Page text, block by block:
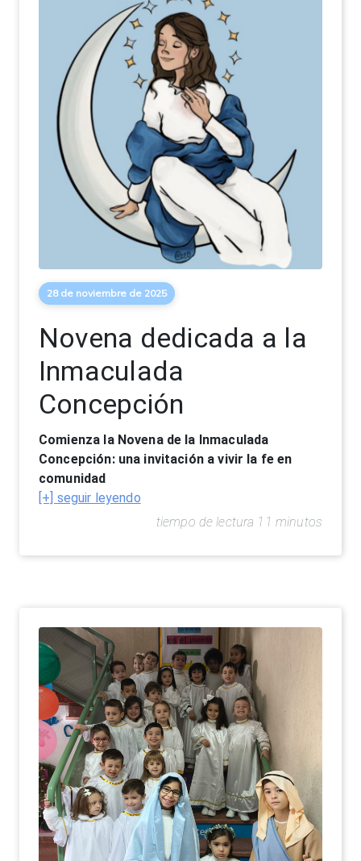
28 de noviembre de 2025
Novena dedicada a la
Inmaculada
Concepción
Comienza la Novena de la Inmaculada
Concepción: una invitación a vivir la fe en
comunidad
[+] seguir leyendo
tiempo de lectura 11 minutos